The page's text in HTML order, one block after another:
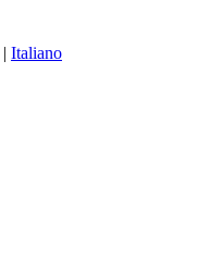
| Italiano